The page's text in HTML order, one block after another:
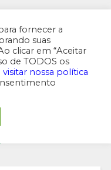
fornecer a
suas
clicar em “Aceitar
de TODOS os
visitar nossa política